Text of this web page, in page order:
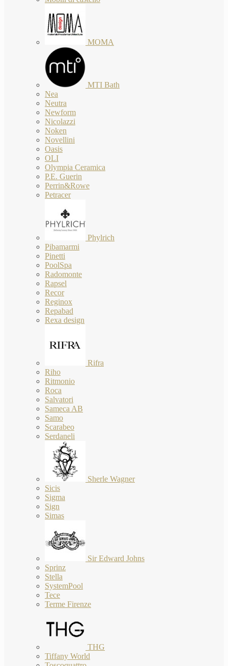
MOMA
MTI Bath
Nea
Neutra
Newform
Nicolazzi
Noken
Novellini
Oasis
OLI
Olympia Ceramica
P.E. Guerin
Perrin&Rowe
Petracer
Phylrich
Pibamarmi
Pinetti
PoolSpa
Radomonte
Rapsel
Recor
Reginox
Repabad
Rexa design
Rifra
Riho
Ritmonio
Roca
Salvatori
Sameca AB
Samo
Scarabeo
Serdaneli
Sherle Wagner
Sicis
Sigma
Sign
Simas
Sir Edward Johns
Sprinz
Stella
SystemPool
Tece
Terme Firenze
THG
Tiffany World